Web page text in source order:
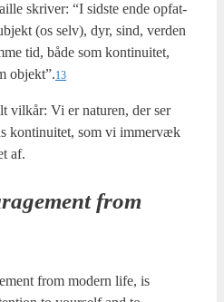
skri­ver: “I sid­ste ende opfat­
(os selv), dyr, sind, ver­den
tid, både som kon­ti­nu­i­tet,
objekt”.13
vil­kår: Vi er natu­ren, der ser
kon­ti­nu­i­tet, som vi immer­væk
af.
from
from modern life, is